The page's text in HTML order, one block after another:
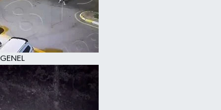
GENEL
KÜLTÜR SANAT
MAGAZİN
SAĞLIK
SİYASET